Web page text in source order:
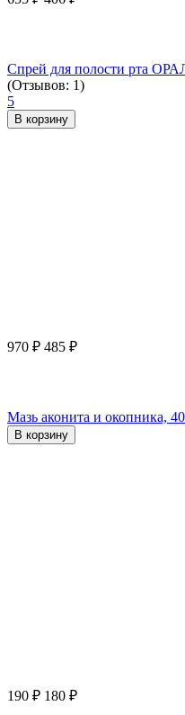
Спрей для полости рта
(Отзывов: 1)
5
В корзину
970 ₽ 485 ₽
Мазь аконита и окопника,
В корзину
190 ₽ 180 ₽